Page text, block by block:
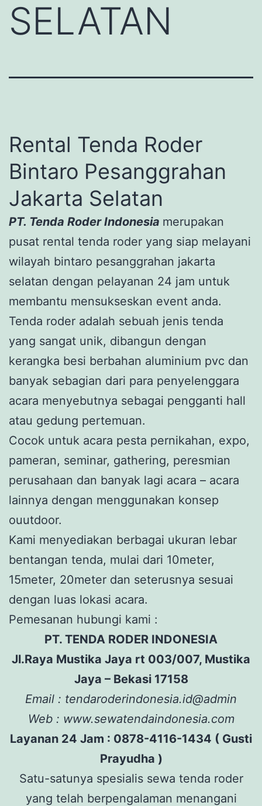
SELATAN
Rental Tenda Roder
Bintaro Pesanggrahan
Jakarta Selatan
PT. Tenda Roder Indonesia merupakan
pusat rental tenda roder yang siap melayani
wilayah bintaro pesanggrahan jakarta
selatan dengan pelayanan 24 jam untuk
membantu mensukseskan event anda.
Tenda roder adalah sebuah jenis tenda
yang sangat unik, dibangun dengan
kerangka besi berbahan aluminium pvc dan
banyak sebagian dari para penyelenggara
acara menyebutnya sebagai pengganti hall
atau gedung pertemuan.
Cocok untuk acara pesta pernikahan, expo,
pameran, seminar, gathering, peresmian
perusahaan dan banyak lagi acara – acara
lainnya dengan menggunakan konsep
ouutdoor.
Kami menyediakan berbagai ukuran lebar
bentangan tenda, mulai dari 10meter,
15meter, 20meter dan seterusnya sesuai
dengan luas lokasi acara.
Pemesanan hubungi kami :
PT. TENDA RODER INDONESIA
Jl.Raya Mustika Jaya rt 003/007, Mustika
Jaya – Bekasi 17158
Email : tendaroderindonesia.id@admin
Web : www.sewatendaindonesia.com
Layanan 24 Jam : 0878-4116-1434 ( Gusti
Prayudha )
Satu-satunya spesialis sewa tenda roder
yang telah berpengalaman menangani